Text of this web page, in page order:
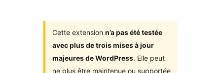
Cette extension n’a pas été testée
avec plus de trois mises à jour
majeures de WordPress. Elle peut
ne plus être maintenue ou supportée